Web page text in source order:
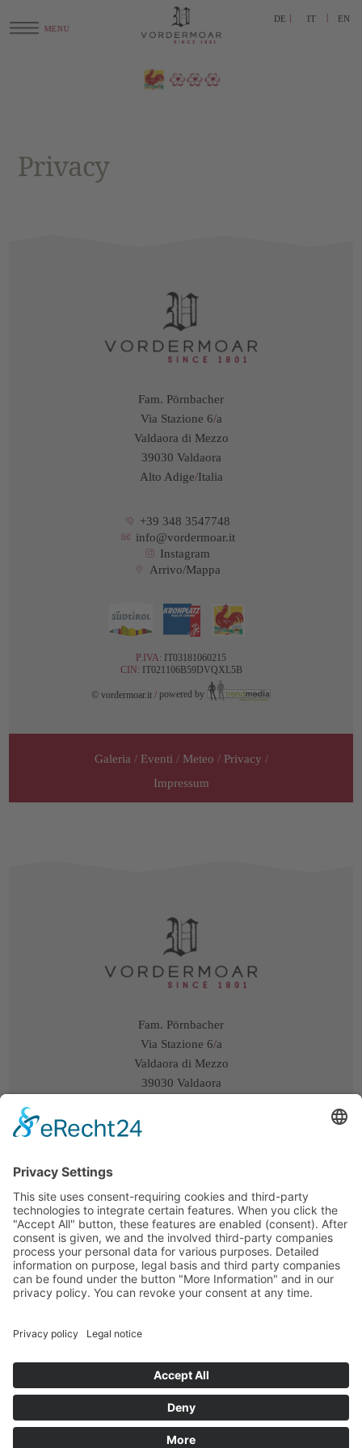
DE IT EN
Privacy
Fam. Pörnbacher
Via Stazione 6/a
Valdaora di Mezzo
39030 Valdaora
Alto Adige/Italia
+39 348 3547748
info@vordermoar.it
Instagram
Arrivo/Mappa
P.IVA: IT03181060215
CIN: IT021106B59DVQXL5B
© vordermoar.it/ powered by
Galeria / Eventi/ Meteo / Privacy /
Impressum
Fam. Pörnbacher
Via Stazione 6/a
Valdaora di Mezzo
39030 Valdaora
Arrivo/Mappa
P.IVA:IT03181060215
CIN: IT021106B59DVQXL5B
/Meteo
Impressum